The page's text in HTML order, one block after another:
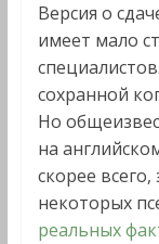
Версия о
имеет мало
сохранной
Но
на
скорее
некоторых
реальных